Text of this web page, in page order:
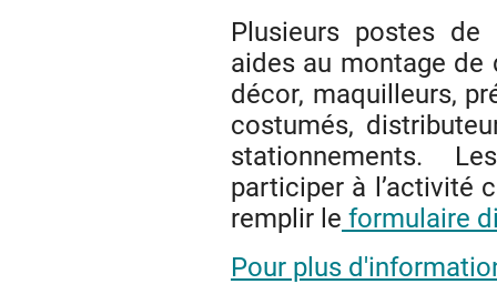
Plusieurs postes de
aides au montage de
décor, maquilleurs,
costumés,
stationnements.
participer à l’activité
remplir le formulaire
Pour plus